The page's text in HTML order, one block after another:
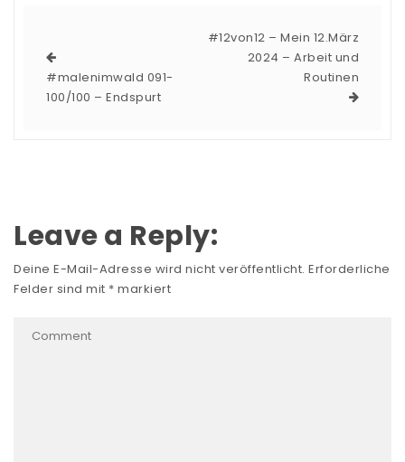
#malenimwald 091-
100/100 – Endspurt
#12von12 – Mein 12.März
2024 – Arbeit und
Routinen
Leave a Reply:
Deine E-Mail-Adresse wird nicht veröffentlicht. Erforderliche
Felder sind mit * markiert